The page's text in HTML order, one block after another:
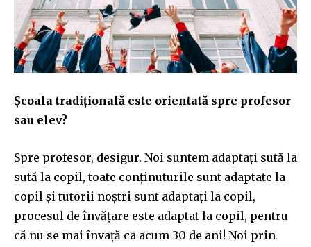
Școala tradițională este orientată spre profesor
sau elev?
Spre profesor, desigur. Noi suntem adaptați sută la
sută la copil, toate conținuturile sunt adaptate la
copil și tutorii noștri sunt adaptați la copil,
procesul de învățare este adaptat la copil, pentru
că nu se mai învață ca acum 30 de ani! Noi prin